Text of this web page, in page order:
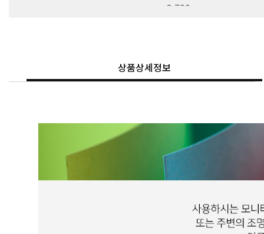
3,700
상품상세정보